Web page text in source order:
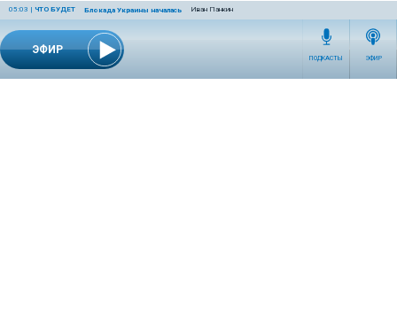
ЭФИР
05:03 | ЧТО БУДЕТ Блокада Украины началась Иван Панкин
ПОДКАСТЫ ЭФИР